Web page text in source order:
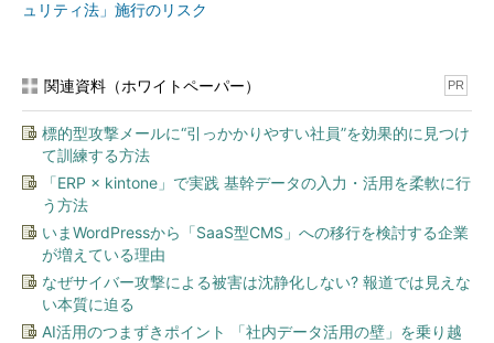
こと自体がリスクだといえるでしょう。
か？ ITの視点からアプローチしやすい施策として、「個人情報
の暗号化」があります。
GDPRの巨額の制裁金は、重大な情報漏えいが発生した場合に
課される2つの義務（当局への72時間以内の報告、漏えいしたデ
ータの本人への通知）を適切に果たさなかった企業を対象として
います。
ただし、本人への通知に関しては、次のような例外規定が定め
ュリティ法」施行のリスク
関連資料（ホワイトペーパー） PR
標的型攻撃メールに“引っかかりやすい社員”を効果的に見つけ
て訓練する方法
「ERP × kintone」で実践 基幹データの入力・活用を柔軟に行
う方法
いまWordPressから「SaaS型CMS」への移行を検討する企業
が増えている理由
なぜサイバー攻撃による被害は沈静化しない? 報道では見えな
い本質に迫る
AI活用のつまずきポイント 「社内データ活用の壁」を乗り越